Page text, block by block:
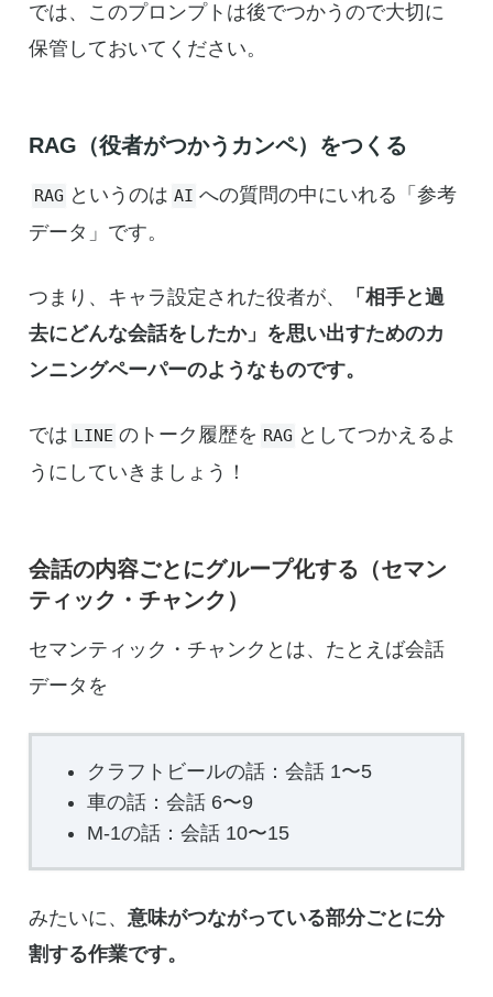
では、このプロンプトは後でつかうので大切に
保管しておいてください。
RAG（役者がつかうカンペ）をつくる
RAG というのは AI への質問の中にいれる「参考
データ」です。
つまり、キャラ設定された役者が、
「相手と過
去にどんな会話をしたか」を思い出すためのカ
ンニングペーパーのようなものです。
では LINE のトーク履歴を RAG としてつかえるよ
うにしていきましょう！
会話の内容ごとにグループ化する（セマン
ティック・チャンク）
セマンティック・チャンクとは、たとえば会話
データを
クラフトビールの話：会話 1〜5
車の話：会話 6〜9
M-1の話：会話 10〜15
みたいに、意味がつながっている部分ごとに分
割する作業です。